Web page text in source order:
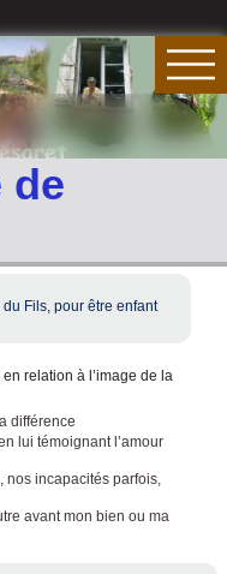
de
du Fils, pour être enfant
relation à l’image de la
différence
lui témoignant l’amour
nos incapacités parfois,
avant mon bien ou ma